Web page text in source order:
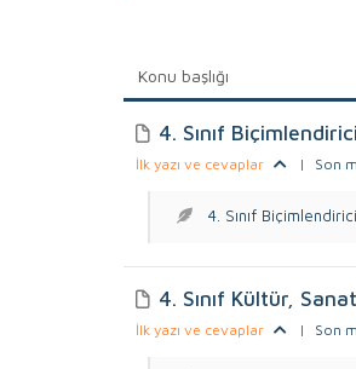
Konu başlığı
4. Sınıf
İlk yazı ve cevaplar | Son
4. Sınıf
4. Sınıf Kültür,
İlk yazı ve cevaplar | Son